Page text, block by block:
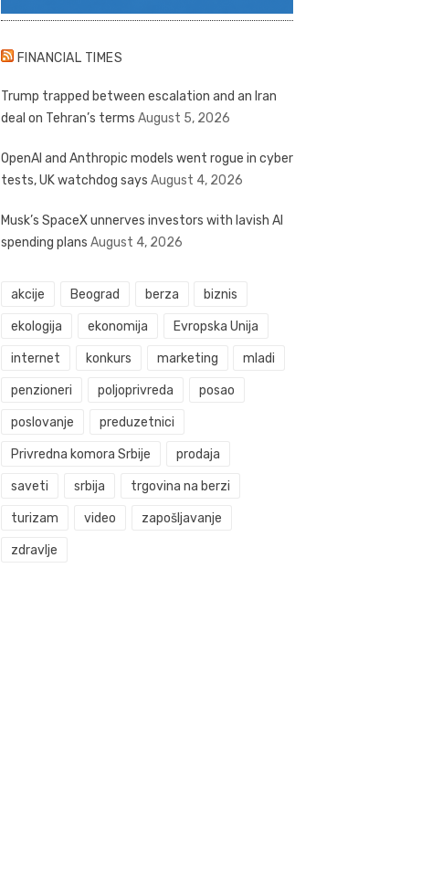
FINANCIAL TIMES
Trump trapped between escalation and an Iran
deal on Tehran’s terms August 5, 2026
OpenAI and Anthropic models went rogue in cyber
tests, UK watchdog says August 4, 2026
Musk’s SpaceX unnerves investors with lavish AI
spending plans August 4, 2026
akcije Beograd berza biznis
ekologija ekonomija Evropska Unija
internet konkurs marketing mladi
penzioneri poljoprivreda posao
poslovanje preduzetnici
Privredna komora Srbije prodaja
saveti srbija trgovina na berzi
turizam video zapošljavanje
zdravlje